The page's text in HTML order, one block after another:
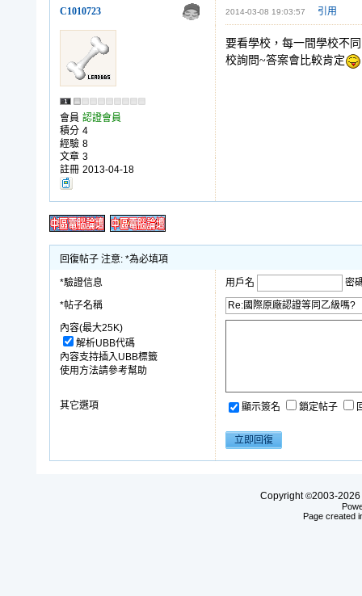
C1010723 2014-03-08 19:03:57 引用
會員 認證會員
積分 4
經驗 8
文章 3
註冊 2013-04-18
要看學校，每一間學校不
校詢問~答案會比較肯定
回復帖子 注意: *為必填項
*驗證信息 用戶名
密
*帖子名稱
內容(最大25K)
解析UBB代碼
內容支持插入UBB標籤
使用方法請參考幫助
其它選項 顯示簽名 鎖定帖子
Copyright©2003-2026
Page created